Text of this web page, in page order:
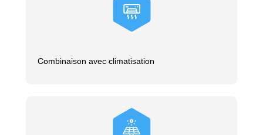
Combinaison avec climatisation